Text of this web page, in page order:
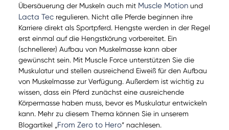
Übersäuerung der Muskeln auch mit Muscle Motion und
Lacta Tec regulieren. Nicht alle Pferde beginnen ihre
Karriere direkt als Sportpferd. Hengste werden in der Regel
erst einmal auf die Hengstkörung vorbereitet. Ein
(schnellerer) Aufbau von Muskelmasse kann aber
gewünscht sein. Mit Muscle Force unterstützen Sie die
Muskulatur und stellen ausreichend Eiweiß für den Aufbau
von Muskelmasse zur Verfügung. Außerdem ist wichtig zu
wissen, dass ein Pferd zunächst eine ausreichende
Körpermasse haben muss, bevor es Muskulatur entwickeln
kann. Mehr zu diesem Thema können Sie in unserem
Blogartikel „From Zero to Hero” nachlesen.